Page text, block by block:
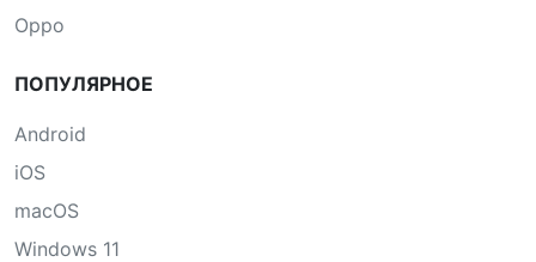
Oppo
ПОПУЛЯРНОЕ
Android
iOS
macOS
Windows 11